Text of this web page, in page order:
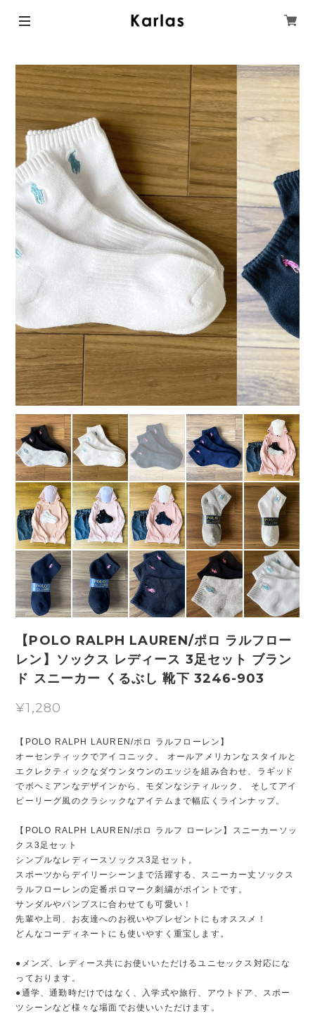
【POLO RALPH LAUREN/ポロ ラルフロー
レン】ソックス レディース 3足セット ブラン
ド スニーカー くるぶし 靴下 3246-903
¥1,280
【POLO RALPH LAUREN/ポロ ラルフローレン】
オーセンティックでアイコニック。 オールアメリカンなスタイルと
エクレクティックなダウンタウンのエッジを組み合わせ、ラギッド
でボヘミアンなデザインから、モダンなシティルック、 そしてアイ
ビーリーグ風のクラシックなアイテムまで幅広くラインナップ。
【POLO RALPH LAUREN/ポロ ラルフ ローレン】スニーカーソッ
クス3足セット
シンプルなレディースソックス3足セット。
スポーツからデイリーシーンまで活躍する、スニーカー丈ソックス
ラルフローレンの定番ポロマーク刺繍がポイントです。
サンダルやパンプスに合わせても可愛い！
先輩や上司、お友達へのお祝いやプレゼントにもオススメ！
どんなコーディネートにも使いやすく重宝します。
●メンズ、レディース共にお使いいただけるユニセックス対応にな
っております。
●通学、通勤時だけではなく、入学式や旅行、アウトドア、スポー
ツシーンなど様々な場面でお使いいただけます。